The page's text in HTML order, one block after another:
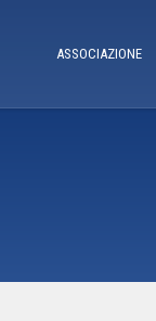
ASSOCIAZIONE